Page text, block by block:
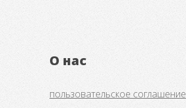
О нас
пользовательское соглашение